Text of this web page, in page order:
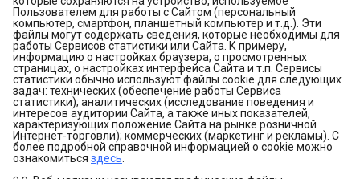
Пользователем для работы с Сайтом (персональный
компьютер, смартфон, планшетный компьютер и т.д.). Эти
файлы могут содержать сведения, которые необходимы для
работы Сервисов статистики или Сайта. К примеру,
информацию о настройках браузера, о просмотренных
страницах, о настройках интерфейса Сайта и т.п. Сервисы
статистики обычно используют файлы cookie для следующих
задач: технических (обеспечение работы Сервиса
статистики); аналитических (исследование поведения и
интересов аудитории Сайта, а также иных показателей,
характеризующих положение Сайта на рынке розничной
Интернет-торговли); коммерческих (маркетинг и рекламы). С
более подробной справочной информацией о cookie можно
ознакомиться здесь